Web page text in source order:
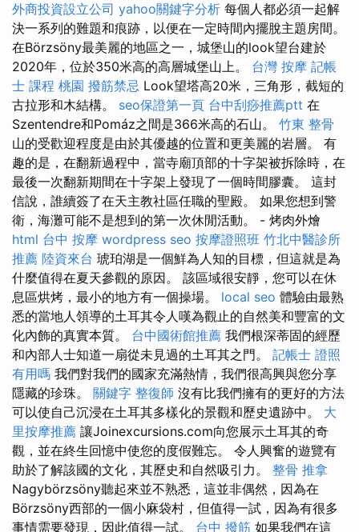
外商投資設立公司 yahoo關鍵字分析 每個人都必須一起解
決一系列的難題和痕跡，以便在一定時間內擺脫主題房間。
在Börzsöny最美麗的地區之一，城堡山的look望台建於
2020年，位於350米高的高層城堡山上。 台灣 按摩 記帳
士 課程 桃園 撥筋禁忌 Look望塔高20米，三角形，截短的
古拉形和木結構。 seo保證第一頁 台中刮痧推薦ptt 在
Szentendre和Pomáz之間是366米高的石山。 竹東 整骨
山的受歡迎程度是由於其優越的位置和更美麗的岩層。 有
趣的是，在翻新過程中，當寺廟頂部的十字架被拆除時，在
最後一次翻新期間在十字架上發現了一個時間膠囊。 這封
信說，誰續簽了在天主教社區任職的聖殿。 如果您想到警
衛，海灘可能不是想到的第一次休閒活動。 - 烤肉外燴
html 台中 按摩 wordpress seo 按摩證照班 竹北中醫診所
推薦 陸資來台 琥珀湖是一個鮮為人知的目標，但這就是為
什麼值得在夏天參觀的原因。 該區域很安靜，您可以在休
息區烘烤，最小的地方有一個操場。 local seo 體驗由最熟
悉的當地人領導的土耳其令人嘆為觀止的自然美和豐富的文
化內飾的真實本質。 台中國術館推薦 我們根深蒂固的經歷
和內部人士知道一扇從未見過的土耳其之門。 記帳士 證照
有用嗎 我們對我們的國家充滿熱情，我們很高興與您分享
隱藏的珍珠。 關鍵字 整復師 沒有比我們擁有的更好的方法
可以使自己沉浸在土耳其多樣化的景觀和歷史遺跡中。 大
里按摩推薦 讓Joinexcursions.com向您展示土耳其的奇
觀，並在終生回憶中使您的度假難忘。 令人興奮的遊覽有
助於了解該國的文化，其歷史和自然吸引力。 整骨 推拿
Nagybörzsöny聽起來並不熟悉，這並非偶然，因為在
Börzsöny西部的一個小麻袋村，但值得一試，因為有很多
事情需要發現，因此值得一試。 台中 撥筋 如果我們在這